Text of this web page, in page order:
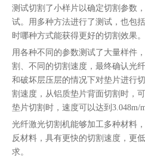
测试切割了小样片以确定切割参数
试。用多种方法进行了测试，也包
时哪种方式能获得更好的切割效果。
用各种不同的参数测试了大量样件
割、不同的切割速度，最终确认光
和破坏层压层的情况下对垫片进行
割速度，从铝质垫片背面切割时，
垫片切割时，速度可以达到3.048m/
光纤激光切割机能够加工多种材料
反材料，具有更快的切割速度，更
求。